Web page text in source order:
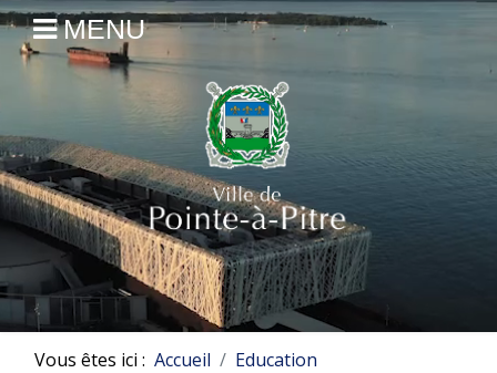
MENU
Vous êtes ici : Accueil
Education